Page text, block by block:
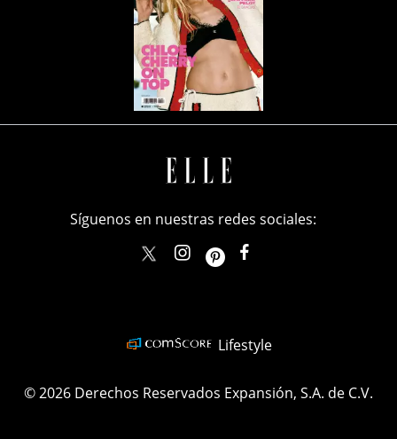
Síguenos en nuestras redes sociales:
elle_mexicoellemexico
Lifestyle
© 2026 Derechos Reservados Expansión, S.A. de C.V.